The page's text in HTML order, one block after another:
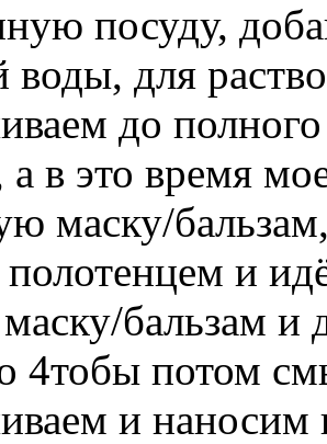
посуду,
воды, для
до
а в это время
маску/
и
бальзам и
4тобы потом
и наносим